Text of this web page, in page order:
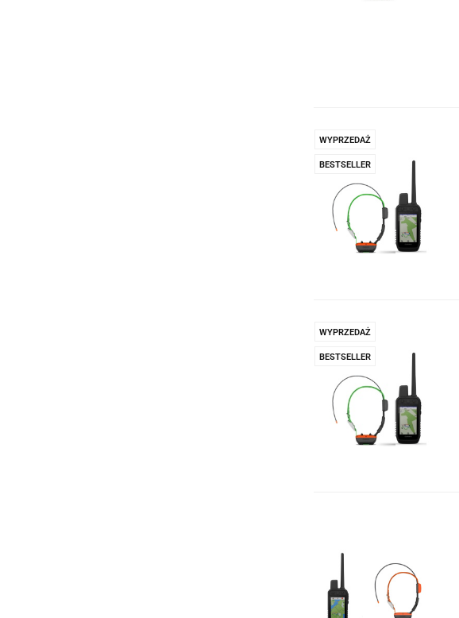
WYPRZEDAŻ
BESTSELLER
WYPRZEDAŻ
BESTSELLER